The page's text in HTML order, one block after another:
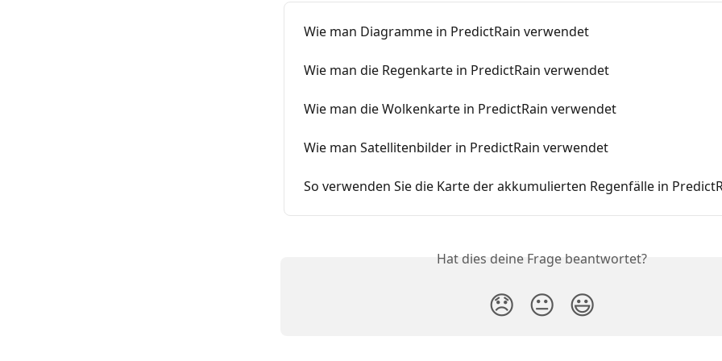
Wie man Diagramme in PredictRain verwendet
Wie man die Regenkarte in PredictRain verwendet
Wie man die Wolkenkarte in PredictRain verwendet
Wie man Satellitenbilder in PredictRain verwendet
So verwenden Sie die Karte der akkumulierten Regenfälle in
Hat dies deine Frage beantwortet?
😞 😐 😃